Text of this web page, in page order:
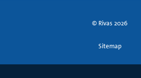
gymnastiek via de thuiszorg te volgen.
© Rivas 2026
Sitemap